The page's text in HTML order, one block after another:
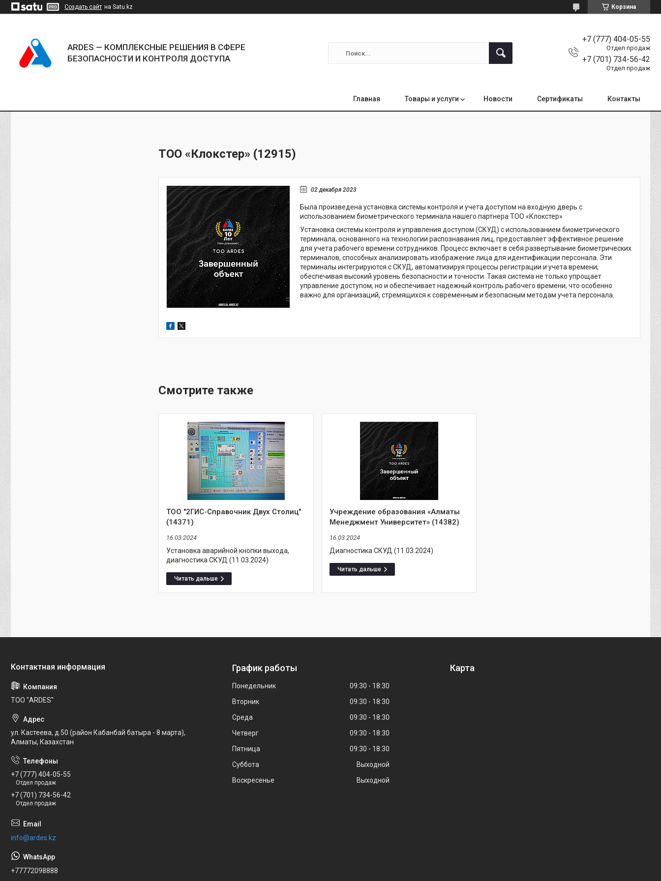
Создать сайт на Satu.kz Корзина
ARDES — КОМПЛЕКСНЫЕ РЕШЕНИЯ В СФЕРЕ
БЕЗОПАСНОСТИ И КОНТРОЛЯ ДОСТУПА
+7 (777) 404-05-55
Отдел продаж
+7 (701) 734-56-42
Отдел продаж
Главная Товары и услуги Новости Сертификаты Контакты
ТОО «Клокстер» (12915)
02 декабря 2023
Была произведена установка системы контроля и учета доступом на входную дверь с
использованием биометрического терминала нашего партнера ТОО «Клокстер»
Установка системы контроля и управления доступом (СКУД) с использованием биометрического
терминала, основанного на технологии распознавания лиц, предоставляет эффективное решение
для учета рабочего времени сотрудников. Процесс включает в себя развертывание биометрических
терминалов, способных анализировать изображение лица для идентификации персонала. Эти
терминалы интегрируются с СКУД, автоматизируя процессы регистрации и учета времени,
обеспечивая высокий уровень безопасности и точности. Такая система не только упрощает
управление доступом, но и обеспечивает надежный контроль рабочего времени, что особенно
важно для организаций, стремящихся к современным и безопасным методам учета персонала.
ТОО "2ГИС-Справочник Двух Столиц"
(14371)
16.03.2024
Установка аварийной кнопки выхода,
диагностика СКУД (11.03.2024)
Учреждение образования «Алматы
Менеджмент Университет» (14382)
16.03.2024
Диагностика СКУД (11.03.2024)
ТОО "ARDES"
ул. Кастеева, д.50 (район Кабанбай батыра - 8 марта),
Алматы, Казахстан
+7 (777) 404-05-55
Отдел продаж
+7 (701) 734-56-42
Отдел продаж
info@ardes.kz
+77772098888
График работы
Понедельник 09:30
18:30
Вторник
09:30
18:30
Среда
09:30
18:30
Четверг
09:30
18:30
Пятница
09:30
18:30
Суббота
Выходной
Воскресенье
Выходной
Карта